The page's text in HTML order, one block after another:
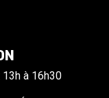
à 16h30